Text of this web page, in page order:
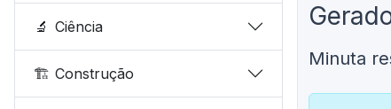
🔬 Ciência
🏗️ Construção
Minuta